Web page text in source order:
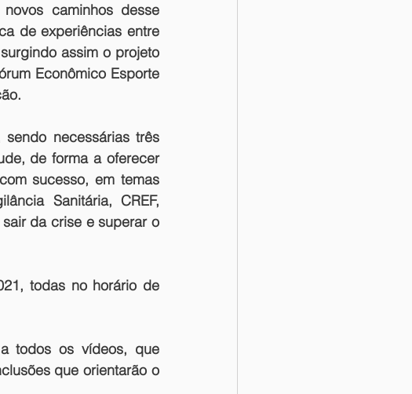
caminhos desse
de experiências entre
assim o projeto
Econômico Esporte
necessárias três
de forma a oferecer
sucesso, em temas
Sanitária, CREF,
da crise e superar o
todas no horário de
todos os vídeos, que
que orientarão o